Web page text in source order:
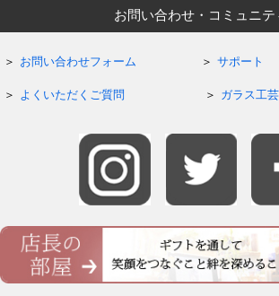
お問い合わせ・コミュニテ
お問い合わせフォーム サポート
よくいただくご質問 ガラス工